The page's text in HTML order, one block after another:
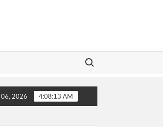
Search for:
關注 聖經
06, 2026 4:08:14 AM